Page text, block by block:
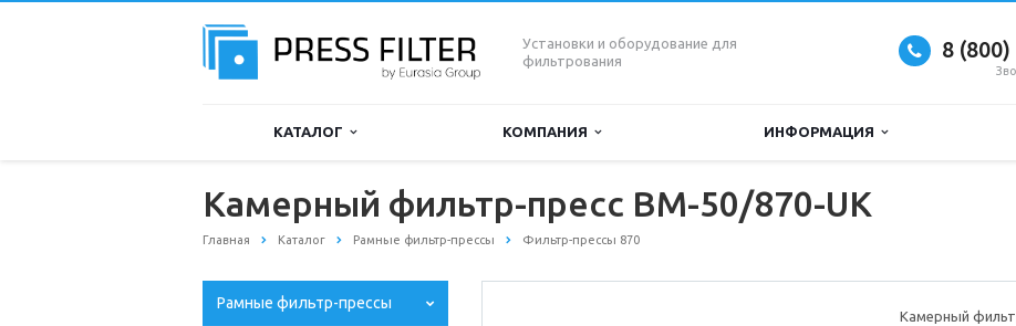
Установки и оборудование для
фильтрования
8
КАТАЛОГ КОМПАНИЯ ИНФОРМАЦИЯ
Камерный фильтр-пресс BM-50/870-UK
Главная Каталог Рамные фильтр-прессы Фильтр-прессы 870
Рамные фильтр-прессы
Камерный